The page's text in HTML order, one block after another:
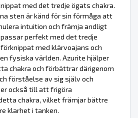
med det tredje ögats chakra.
sten är känd för sin förmåga att
intuition och främja andligt
perfekt med det tredje
med klärvoajans och
fysiska världen. Azurite hjälper
chakra och förbättrar därigenom
förståelse av sig själv och
också till att frigöra
chakra, vilket främjar bättre
klarhet i tanken.